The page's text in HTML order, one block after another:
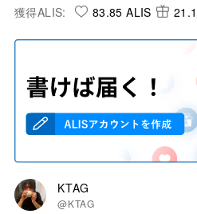
獲得ALIS: 83.85 ALIS
KTAG
@KTAG